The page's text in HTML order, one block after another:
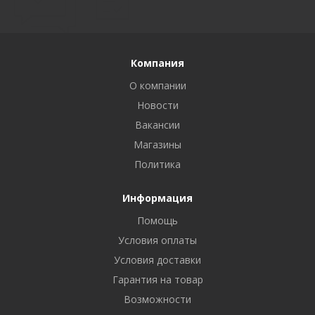
Компания
О компании
Новости
Вакансии
Магазины
Политика
Информация
Помощь
Условия оплаты
Условия доставки
Гарантия на товар
Возможности